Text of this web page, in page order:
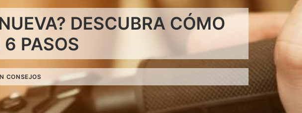
DESCUBRA CÓMO
6 PASOS
CONSEJOS